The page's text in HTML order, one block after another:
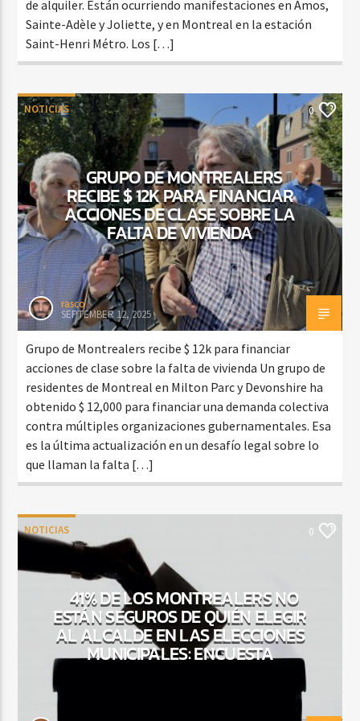
de alquiler. Están ocurriendo manifestaciones en Amos,
Sainte-Adèle y Joliette, y en Montreal en la estación
Saint-Henri Métro. Los […]
NOTICIAS 0
GRUPO DE MONTREALERS
RECIBE $ 12K PARA FINANCIAR
ACCIONES DE CLASE SOBRE LA
FALTA DE VIVIENDA
rasco
SEPTEMBER 12, 2025
Grupo de Montrealers recibe $ 12k para financiar
acciones de clase sobre la falta de vivienda Un grupo de
residentes de Montreal en Milton Parc y Devonshire ha
obtenido $ 12,000 para financiar una demanda colectiva
contra múltiples organizaciones gubernamentales. Esa
es la última actualización en un desafío legal sobre lo
que llaman la falta […]
NOTICIAS 0
41% DE LOS MONTREALERS NO
ESTÁN SEGUROS DE QUIÉN ELEGIR
AL ALCALDE EN LAS ELECCIONES
MUNICIPALES: ENCUESTA